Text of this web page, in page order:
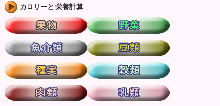
カロリーと 栄養計算